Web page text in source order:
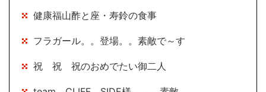
健康福山酢と座・寿鈴の食事
フラガール。。登場。。素敵で～す
祝 祝 祝のおめでたい御二人